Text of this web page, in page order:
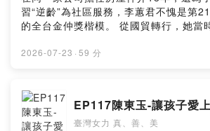
習“逆齡”為社區服務，李蕙君不愧是第
的全台金仲獎楷模。 從國貿轉行，她當
務的精神。 當房仲不是只有熱情就可以
險，如何面對客戶，如何保護自己，這
蕙君更是運用這家店為據點，要為區民減
希望能做到防範於未然，逆轉人生。 --
2026-07-23 · 59 分
EP117陳東玉-讓孩子愛
臺灣女力 真、善、美